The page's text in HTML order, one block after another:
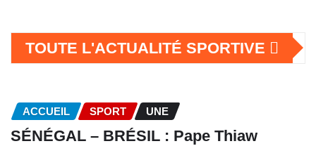
TOUTE L'ACTUALITÉ SPORTIVE
ACCUEIL SPORT UNE
SÉNÉGAL – BRÉSIL : Pape Thiaw